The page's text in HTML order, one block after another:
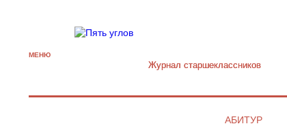
МЕНЮ
Журнал старшекласcников
АБИТУР